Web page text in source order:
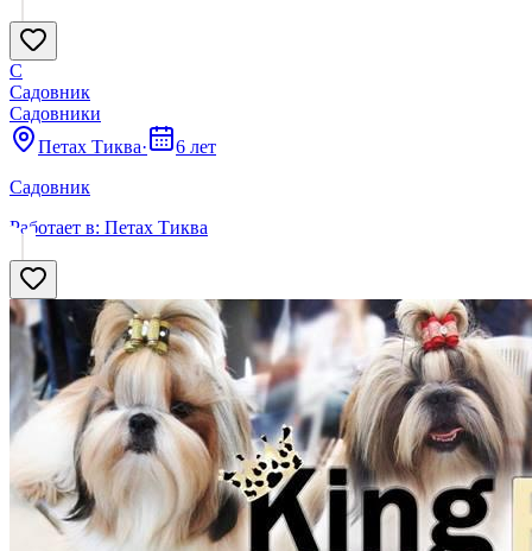
С
Садовник
Садовники
Петах Тиква·
6 лет
Садовник
Работает в: Петах Тиква